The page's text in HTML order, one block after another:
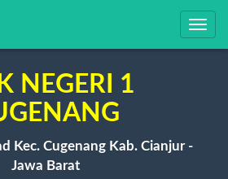
NEGERI 1
Kec. Cugenang Kab. Cianjur -
Jawa Barat